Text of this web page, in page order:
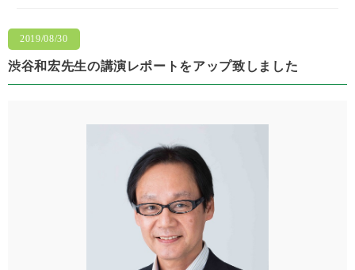
渋谷和宏先生の講演レポートをアップ致しました
2019/08/30